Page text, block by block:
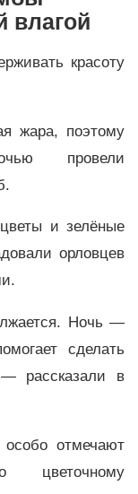
влагой
красоту
жара, поэтому
провели
и зелёные
орловцев
Ночь —
сделать
рассказали в
отмечают
цветочному